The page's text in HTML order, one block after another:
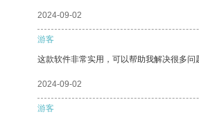
2024-09-02
游客
这款软件非常实用，可以帮助我解决很多问
2024-09-02
游客